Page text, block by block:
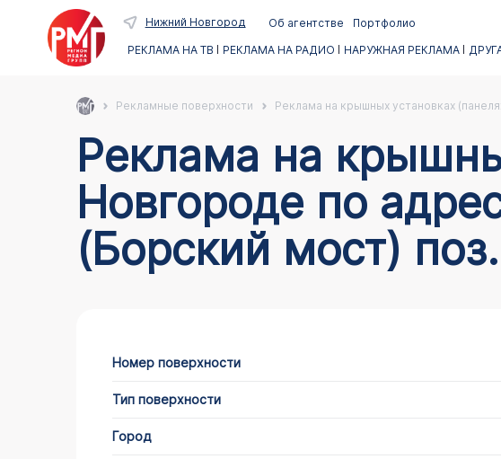
Нижний Новгород Об агентстве
Портфолио
РЕКЛАМА НА ТВ
РЕКЛАМА НА РАДИО НАРУЖНАЯ РЕКЛАМА
Рекламные поверхности Реклама на крышных установках
Реклама на крышных установках в Нижнем
Новгороде по
(Борский мост)
Номер поверхности
Тип поверхности
Город